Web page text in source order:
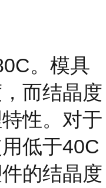
。模具
而结晶度
性。对于
低于40C
的结晶度